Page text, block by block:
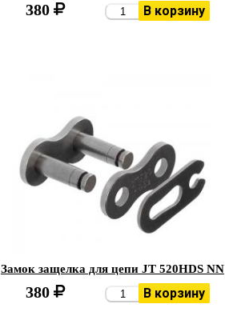
380 В корзину
Замок защелка для цепи JT 520HDS NN
380 В корзину